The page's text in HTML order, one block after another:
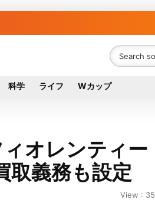
科学 ライフ Wカップ
オレンティー
取義務も設定
View : 35